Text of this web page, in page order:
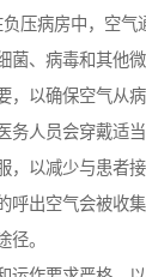
负压病房中，空气
菌、病毒和其他
，以确保空气从病
务人员会穿戴适
，以减少与患者
呼出空气会被收
径。